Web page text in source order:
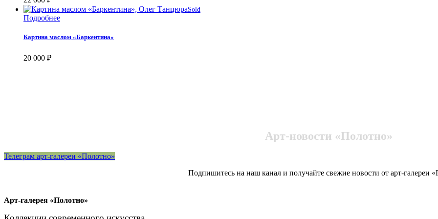
Sold
Подробнее
Картина маслом «Баркентина»
20 000 ₽
Арт-новости «Полотно»
Телеграм арт-галереи «Полотно»
Подпишитесь на наш канал и получайте свежие новости от арт-галереи
Арт-галерея «Полотно»